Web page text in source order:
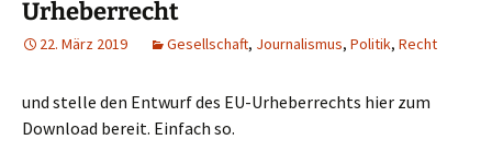
Urheberrecht
22. März 2019 Gesellschaft, Journalismus, Politik, Recht
und stelle den Entwurf des EU-Urheberrechts hier zum
Download bereit. Einfach so.